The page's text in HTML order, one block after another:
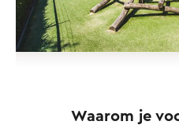
Waarom je